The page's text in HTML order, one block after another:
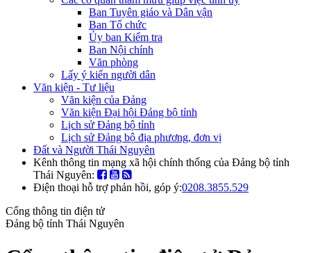
Ban Tuyên giáo và Dân vận
Ban Tổ chức
Ủy ban Kiểm tra
Ban Nội chính
Văn phòng
Lấy ý kiến người dân
Văn kiện - Tư liệu
Văn kiện của Đảng
Văn kiện Đại hội Đảng bộ tỉnh
Lịch sử Đảng bộ tỉnh
Lịch sử Đảng bộ địa phương, đơn vị
Đất và Người Thái Nguyên
Kênh thông tin mạng xã hội chính thống của Đảng bộ tỉnh
Thái Nguyên:
Điện thoại hỗ trợ phản hồi, góp ý:0208.3855.529
Cổng thông tin điện tử
Đảng bộ tỉnh Thái Nguyên